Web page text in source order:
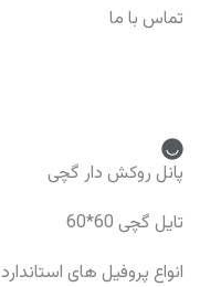
تماس با ما
پانل روکش دار گچی
تایل گچی 60*60
انواع پروفیل های استاندارد Din